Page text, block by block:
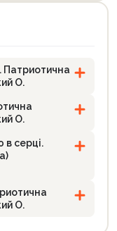
Патриотична
О.
О.
в серці.
О.